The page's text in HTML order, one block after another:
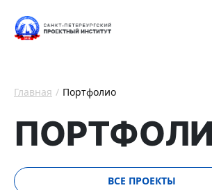
Главная Портфолио
ВСЕ ПРОЕКТЫ